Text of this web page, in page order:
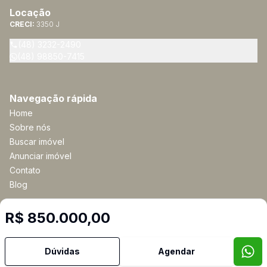
R$ 850.000,00
Dúvidas Agendar
Locação
CRECI: 3350 J
Navegação rápida
Home
Sobre nós
Buscar imóvel
Anunciar imóvel
Contato
Blog
Selo de Tecnologia Loft